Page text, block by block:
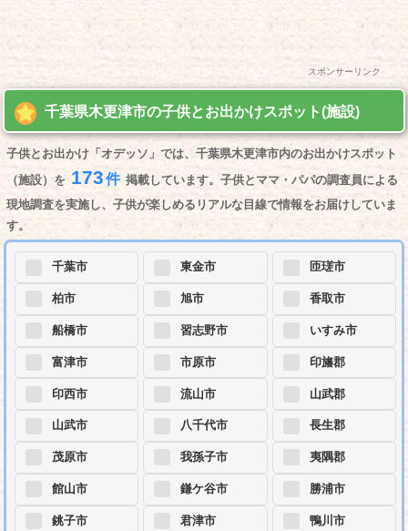
スポンサーリンク
千葉県木更津市の子供とお出かけスポット(施設)
子供とお出かけ「オデッソ」では、千葉県木更津市内のお出かけスポット
（施設）を 173件 掲載しています。子供とママ・パパの調査員による
現地調査を実施し、子供が楽しめるリアルな目線で情報をお届けしていま
す。
千葉市
柏市
船橋市
富津市
印西市
山武市
茂原市
館山市
銚子市
東金市
旭市
習志野市
市原市
流山市
八千代市
我孫子市
鎌ケ谷市
君津市
匝瑳市
香取市
いすみ市
印旛郡
山武郡
長生郡
夷隅郡
勝浦市
鴨川市